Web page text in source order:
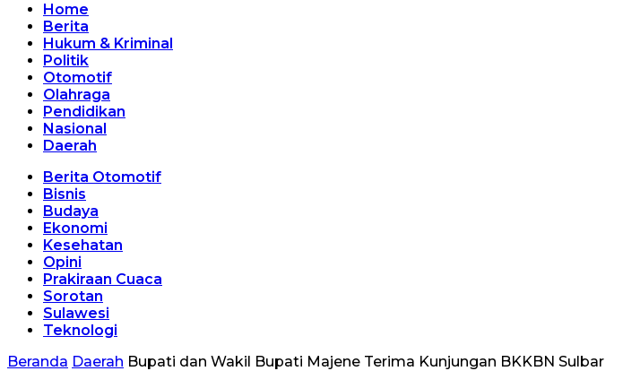
Home
Berita
Hukum & Kriminal
Politik
Otomotif
Olahraga
Pendidikan
Nasional
Daerah
Berita Otomotif
Bisnis
Budaya
Ekonomi
Kesehatan
Opini
Prakiraan Cuaca
Sorotan
Sulawesi
Teknologi
Beranda Daerah Bupati dan Wakil Bupati Majene Terima Kunjungan BKKBN Sulbar